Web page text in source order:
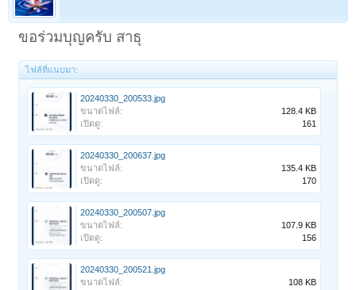
ขอร่วมบุญครับ สาธุ
ไฟล์ที่แนบมา:
20240330_200533.jpg
ขนาดไฟล์:
128.4 KB
เปิดดู:
161
20240330_200637.jpg
ขนาดไฟล์:
135.4 KB
เปิดดู:
170
20240330_200507.jpg
ขนาดไฟล์:
107.9 KB
เปิดดู:
156
20240330_200521.jpg
ขนาดไฟล์:
108 KB